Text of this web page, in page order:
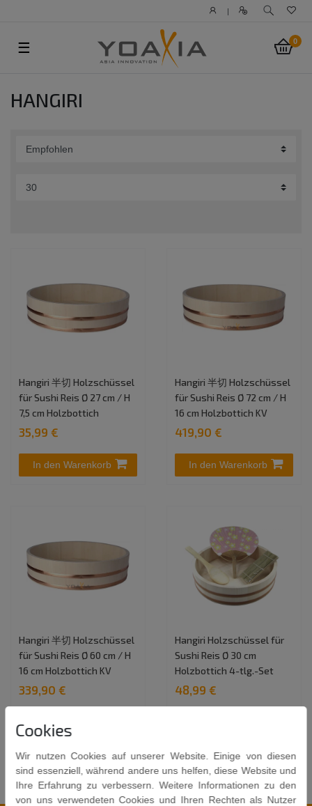
|
0
☰
HANGIRI
Hangiri 半切 Holzschüssel
für Sushi Reis Ø 27 cm / H
7,5 cm Holzbottich
35,99 €
In den Warenkorb
Hangiri 半切 Holzschüssel
für Sushi Reis Ø 72 cm / H
16 cm Holzbottich KV
419,90 €
In den Warenkorb
Hangiri 半切 Holzschüssel
für Sushi Reis Ø 60 cm / H
16 cm Holzbottich KV
339,90 €
In den Warenkorb
Hangiri Holzschüssel für
Sushi Reis Ø 30 cm
Holzbottich 4-tlg.-Set
48,99 €
Cookies
Wir nutzen Cookies auf unserer Website. Einige von diesen
sind essenziell, während andere uns helfen, diese Website und
Ihre Erfahrung zu verbessern. Weitere Informationen zu den
von uns verwendeten Cookies und Ihren Rechten als Nutzer